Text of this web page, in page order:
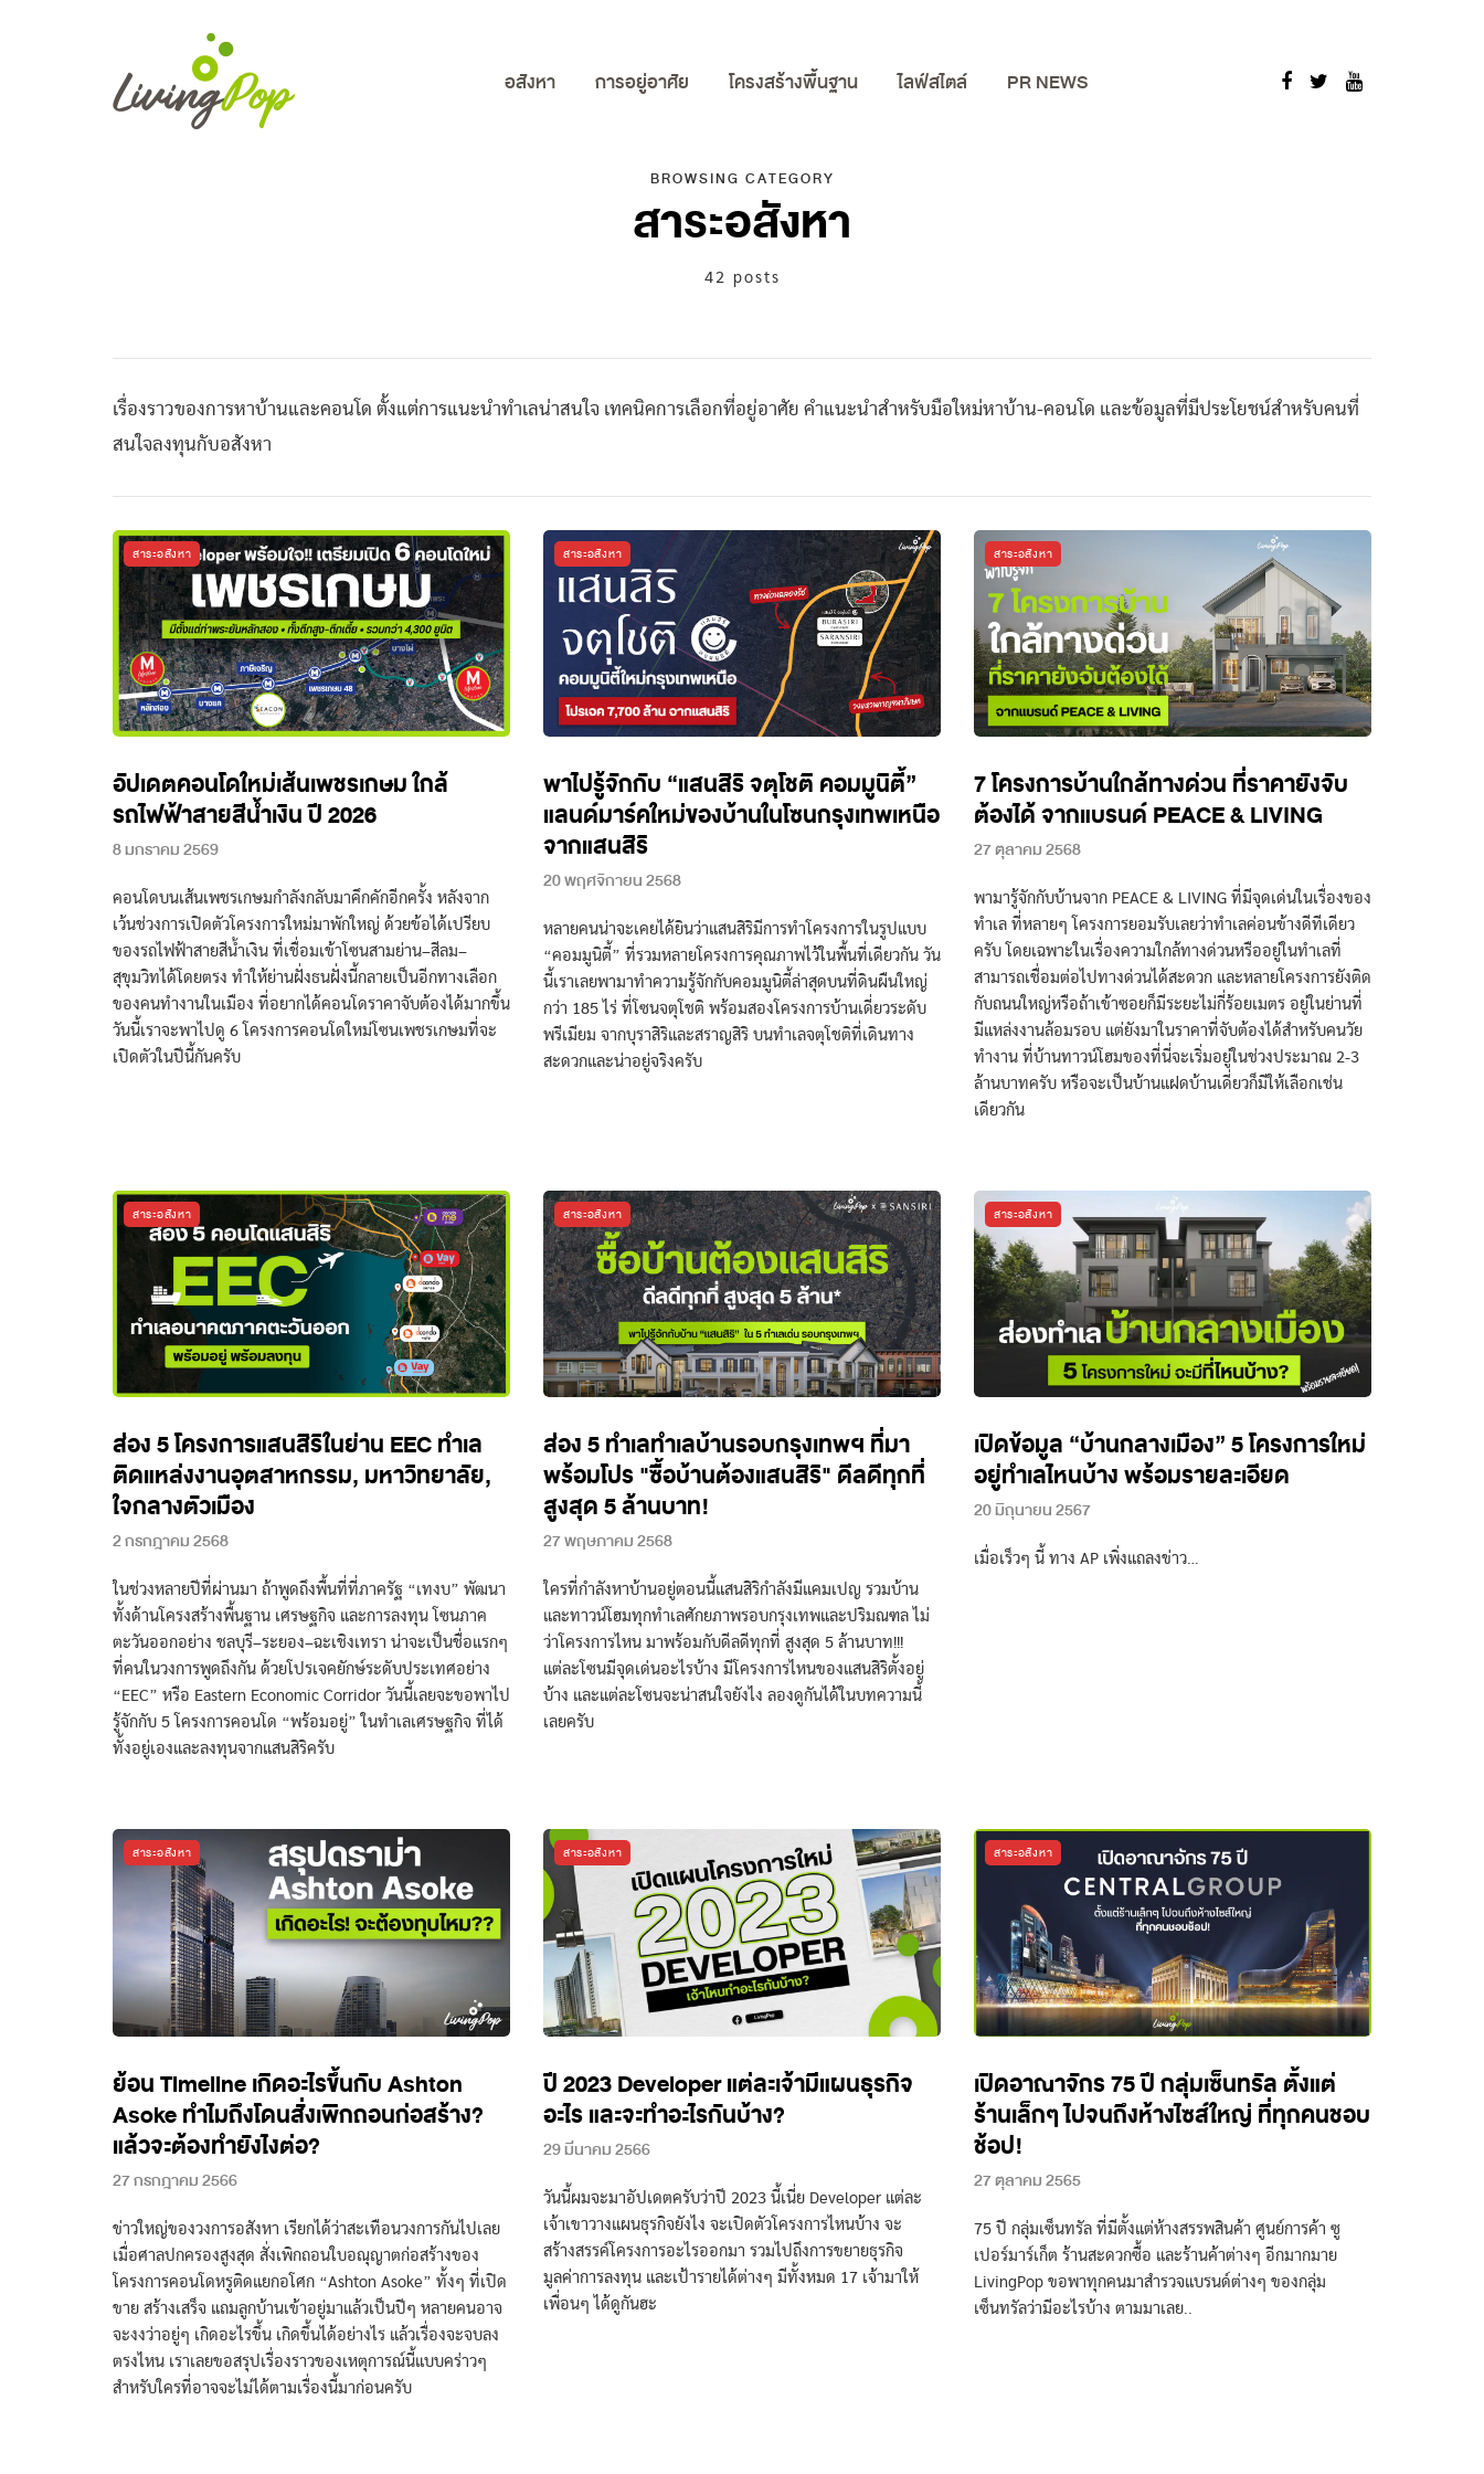
อสังหา การอยู่อาศัย โครงสร้างพื้นฐาน ไลฟ์สไตล์ PR NEWS
BROWSING CATEGORY
สาระอสังหา
42 posts
เรื่องราวของการหาบ้านและคอนโด ตั้งแต่การแนะนำทำเลน่าสนใจ เทคนิคการเลือกที่อยู่อาศัย คำแนะนำสำหรับมือใหม่หาบ้าน-คอนโด และข้อมูลที่มีประโยชน์สำหรับคนที่
สนใจลงทุนกับอสังหา
สาระอสังหา
อัปเดตคอนโดใหม่เส้นเพชรเกษม ใกล้
รถไฟฟ้าสายสีน้ำเงิน ปี 2026
8 มกราคม 2569
คอนโดบนเส้นเพชรเกษมกำลังกลับมาคึกคักอีกครั้ง หลังจาก
เว้นช่วงการเปิดตัวโครงการใหม่มาพักใหญ่ ด้วยข้อได้เปรียบ
ของรถไฟฟ้าสายสีน้ำเงิน ที่เชื่อมเข้าโซนสามย่าน–สีลม–
สุขุมวิทได้โดยตรง ทำให้ย่านฝั่งธนฝั่งนี้กลายเป็นอีกทางเลือก
ของคนทำงานในเมือง ที่อยากได้คอนโดราคาจับต้องได้มากขึ้น
วันนี้เราจะพาไปดู 6 โครงการคอนโดใหม่โซนเพชรเกษมที่จะ
เปิดตัวในปีนี้กันครับ
สาระอสังหา
พาไปรู้จักกับ “แสนสิริ จตุโชติ คอมมูนิตี้”
แลนด์มาร์คใหม่ของบ้านในโซนกรุงเทพเหนือ
จากแสนสิริ
20 พฤศจิกายน 2568
หลายคนน่าจะเคยได้ยินว่าแสนสิริมีการทำโครงการในรูปแบบ
“คอมมูนิตี้” ที่รวมหลายโครงการคุณภาพไว้ในพื้นที่เดียวกัน วัน
นี้เราเลยพามาทำความรู้จักกับคอมมูนิตี้ล่าสุดบนที่ดินผืนใหญ่
กว่า 185 ไร่ ที่โซนจตุโชติ พร้อมสองโครงการบ้านเดี่ยวระดับ
พรีเมียม จากบุราสิริและสราญสิริ บนทำเลจตุโชติที่เดินทาง
สะดวกและน่าอยู่จริงครับ
สาระอสังหา
7 โครงการบ้านใกล้ทางด่วน ที่ราคายังจับ
ต้องได้ จากแบรนด์ PEACE & LIVING
27 ตุลาคม 2568
พามารู้จักกับบ้านจาก PEACE & LIVING ที่มีจุดเด่นในเรื่องของ
ทำเล ที่หลายๆ โครงการยอมรับเลยว่าทำเลค่อนข้างดีทีเดียว
ครับ โดยเฉพาะในเรื่องความใกล้ทางด่วนหรืออยู่ในทำเลที่
สามารถเชื่อมต่อไปทางด่วนได้สะดวก และหลายโครงการยังติด
กับถนนใหญ่หรือถ้าเข้าซอยก็มีระยะไม่กี่ร้อยเมตร อยู่ในย่านที่
มีแหล่งงานล้อมรอบ แต่ยังมาในราคาที่จับต้องได้สำหรับคนวัย
ทำงาน ที่บ้านทาวน์โฮมของที่นี่จะเริ่มอยู่ในช่วงประมาณ 2-3
ล้านบาทครับ หรือจะเป็นบ้านแฝดบ้านเดี่ยวก็มีให้เลือกเช่น
เดียวกัน
สาระอสังหา
ส่อง 5 โครงการแสนสิริในย่าน EEC ทำเล
ติดแหล่งงานอุตสาหกรรม, มหาวิทยาลัย,
ใจกลางตัวเมือง
2 กรกฎาคม 2568
ในช่วงหลายปีที่ผ่านมา ถ้าพูดถึงพื้นที่ที่ภาครัฐ “เทงบ” พัฒนา
ทั้งด้านโครงสร้างพื้นฐาน เศรษฐกิจ และการลงทุน โซนภาค
ตะวันออกอย่าง ชลบุรี–ระยอง–ฉะเชิงเทรา น่าจะเป็นชื่อแรกๆ
ที่คนในวงการพูดถึงกัน ด้วยโปรเจคยักษ์ระดับประเทศอย่าง
“EEC” หรือ Eastern Economic Corridor วันนี้เลยจะขอพาไป
รู้จักกับ 5 โครงการคอนโด “พร้อมอยู่” ในทำเลเศรษฐกิจ ที่ได้
ทั้งอยู่เองและลงทุนจากแสนสิริครับ
สาระอสังหา
ส่อง 5 ทำเลทำเลบ้านรอบกรุงเทพฯ ที่มา
พร้อมโปร "ซื้อบ้านต้องแสนสิริ" ดีลดีทุกที่
สูงสุด 5 ล้านบาท!
27 พฤษภาคม 2568
ใครที่กำลังหาบ้านอยู่ตอนนี้แสนสิริกำลังมีแคมเปญ รวมบ้าน
และทาวน์โฮมทุกทำเลศักยภาพรอบกรุงเทพและปริมณฑล ไม่
ว่าโครงการไหน มาพร้อมกับดีลดีทุกที่ สูงสุด 5 ล้านบาท!!!
แต่ละโซนมีจุดเด่นอะไรบ้าง มีโครงการไหนของแสนสิริตั้งอยู่
บ้าง และแต่ละโซนจะน่าสนใจยังไง ลองดูกันได้ในบทความนี้
เลยครับ
สาระอสังหา
เปิดข้อมูล “บ้านกลางเมือง” 5 โครงการใหม่
อยู่ทำเลไหนบ้าง พร้อมรายละเอียด
20 มิถุนายน 2567
เมื่อเร็วๆ นี้ ทาง AP เพิ่งแถลงข่าว…
สาระอสังหา
ย้อน Timeline เกิดอะไรขึ้นกับ Ashton
Asoke ทำไมถึงโดนสั่งเพิกถอนก่อสร้าง?
แล้วจะต้องทำยังไงต่อ?
27 กรกฎาคม 2566
ข่าวใหญ่ของวงการอสังหา เรียกได้ว่าสะเทือนวงการกันไปเลย
เมื่อศาลปกครองสูงสุด สั่งเพิกถอนใบอณุญาตก่อสร้างของ
โครงการคอนโดหรูติดแยกอโศก “Ashton Asoke” ทั้งๆ ที่เปิด
ขาย สร้างเสร็จ แถมลูกบ้านเข้าอยู่มาแล้วเป็นปีๆ หลายคนอาจ
จะงงว่าอยู่ๆ เกิดอะไรขึ้น เกิดขึ้นได้อย่างไร แล้วเรื่องจะจบลง
ตรงไหน เราเลยขอสรุปเรื่องราวของเหตุการณ์นี้แบบคร่าวๆ
สำหรับใครที่อาจจะไม่ได้ตามเรื่องนี้มาก่อนครับ
สาระอสังหา
ปี 2023 Developer แต่ละเจ้ามีแผนธุรกิจ
อะไร และจะทำอะไรกันบ้าง?
29 มีนาคม 2566
วันนี้ผมจะมาอัปเดตครับว่าปี 2023 นี้เนี่ย Developer แต่ละ
เจ้าเขาวางแผนธุรกิจยังไง จะเปิดตัวโครงการไหนบ้าง จะ
สร้างสรรค์โครงการอะไรออกมา รวมไปถึงการขยายธุรกิจ
มูลค่าการลงทุน และเป้ารายได้ต่างๆ มีทั้งหมด 17 เจ้ามาให้
เพื่อนๆ ได้ดูกันฮะ
สาระอสังหา
เปิดอาณาจักร 75 ปี กลุ่มเซ็นทรัล ตั้งแต่
ร้านเล็กๆ ไปจนถึงห้างไซส์ใหญ่ ที่ทุกคนชอบ
ช้อป!
27 ตุลาคม 2565
75 ปี กลุ่มเซ็นทรัล ที่มีตั้งแต่ห้างสรรพสินค้า ศูนย์การค้า ซู
เปอร์มาร์เก็ต ร้านสะดวกซื้อ และร้านค้าต่างๆ อีกมากมาย
LivingPop ขอพาทุกคนมาสำรวจแบรนด์ต่างๆ ของกลุ่ม
เซ็นทรัลว่ามีอะไรบ้าง ตามมาเลย..